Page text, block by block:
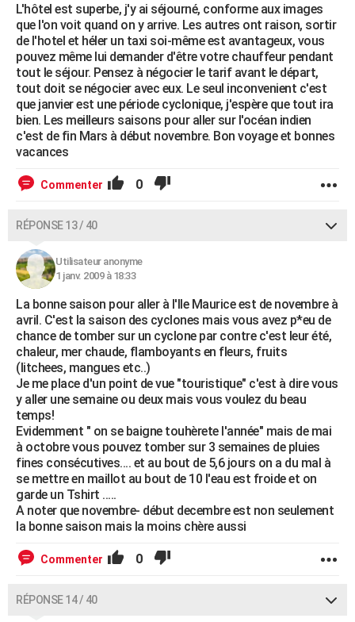
L'hôtel est superbe, j'y ai séjourné, conforme aux images
que l'on voit quand on y arrive. Les autres ont raison, sortir
de l'hotel et héler un taxi soi-même est avantageux, vous
pouvez même lui demander d'être votre chauffeur pendant
tout le séjour. Pensez à négocier le tarif avant le départ,
tout doit se négocier avec eux. Le seul inconvenient c'est
que janvier est une période cyclonique, j'espère que tout ira
bien. Les meilleurs saisons pour aller sur l'océan indien
c'est de fin Mars à début novembre. Bon voyage et bonnes
vacances
Commenter 0
RÉPONSE 13 / 40
Utilisateur anonyme
1 janv. 2009 à 18:33
La bonne saison pour aller à l'Ile Maurice est de novembre à
avril. C'est la saison des cyclones mais vous avez p*eu de
chance de tomber sur un cyclone par contre c'est leur été,
chaleur, mer chaude, flamboyants en fleurs, fruits
(litchees, mangues etc..)
Je me place d'un point de vue "touristique" c'est à dire vous
y aller une semaine ou deux mais vous voulez du beau
temps!
Evidemment " on se baigne touhèrete l'année" mais de mai
à octobre vous pouvez tomber sur 3 semaines de pluies
fines consécutives.... et au bout de 5,6 jours on a du mal à
se mettre en maillot au bout de 10 l'eau est froide et on
garde un Tshirt .....
A noter que novembre- début decembre est non seulement
la bonne saison mais la moins chère aussi
Commenter 0
RÉPONSE 14 / 40